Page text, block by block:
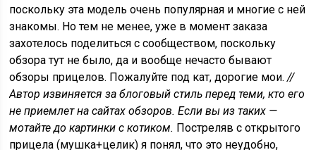
поскольку эта модель очень популярная и многие с ней
знакомы. Но тем не менее, уже в момент заказа
захотелось поделиться с сообществом, поскольку
обзора тут не было, да и вообще нечасто бывают
обзоры прицелов. Пожалуйте под кат, дорогие мои.//
Автор извиняется за блоговый стиль перед теми, кто его
не приемлет на сайтах обзоров. Если вы из таких —
мотайте до картинки с котиком. Постреляв с открытого
прицела (мушка+целик) я понял, что это неудобно,